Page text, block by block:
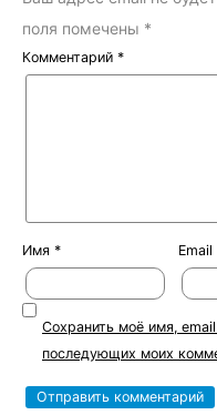
поля помечены *
Комментарий *
Имя * Email
Сохранить моё имя,
последующих моих